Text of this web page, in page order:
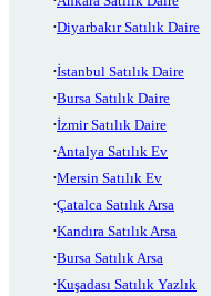
Diyarbakır Satılık Daire
İstanbul Satılık Daire
Bursa Satılık Daire
İzmir Satılık Daire
Antalya Satılık Ev
Mersin Satılık Ev
Çatalca Satılık Arsa
Kandıra Satılık Arsa
Bursa Satılık Arsa
Kuşadası Satılık Yazlık